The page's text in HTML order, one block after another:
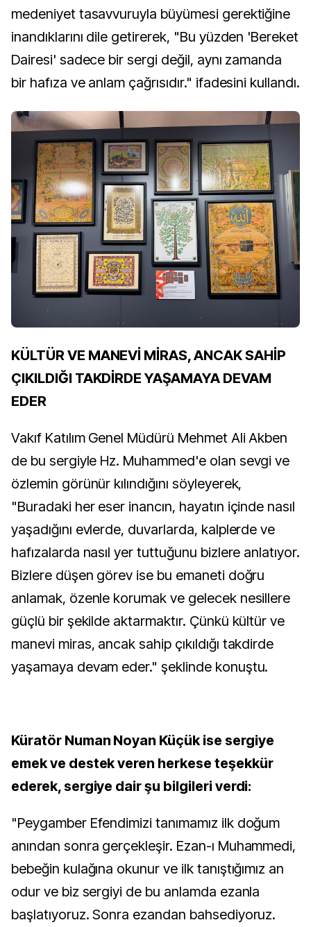
medeniyet tasavvuruyla büyümesi gerektiğine
inandıklarını dile getirerek, "Bu yüzden 'Bereket
Dairesi' sadece bir sergi değil, aynı zamanda
bir hafıza ve anlam çağrısıdır." ifadesini kullandı.
KÜLTÜR VE MANEVİ MİRAS, ANCAK SAHİP
ÇIKILDIĞI TAKDİRDE YAŞAMAYA DEVAM
EDER
Vakıf Katılım Genel Müdürü Mehmet Ali Akben
de bu sergiyle Hz. Muhammed'e olan sevgi ve
özlemin görünür kılındığını söyleyerek,
"Buradaki her eser inancın, hayatın içinde nasıl
yaşadığını evlerde, duvarlarda, kalplerde ve
hafızalarda nasıl yer tuttuğunu bizlere anlatıyor.
Bizlere düşen görev ise bu emaneti doğru
anlamak, özenle korumak ve gelecek nesillere
güçlü bir şekilde aktarmaktır. Çünkü kültür ve
manevi miras, ancak sahip çıkıldığı takdirde
yaşamaya devam eder." şeklinde konuştu.
Küratör Numan Noyan Küçük ise sergiye
emek ve destek veren herkese teşekkür
ederek, sergiye dair şu bilgileri verdi:
"Peygamber Efendimizi tanımamız ilk doğum
anından sonra gerçekleşir. Ezan-ı Muhammedi,
bebeğin kulağına okunur ve ilk tanıştığımız an
odur ve biz sergiyi de bu anlamda ezanla
başlatıyoruz. Sonra ezandan bahsediyoruz.